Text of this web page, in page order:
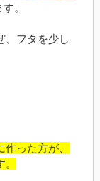
。
、フタを少し
った方が、